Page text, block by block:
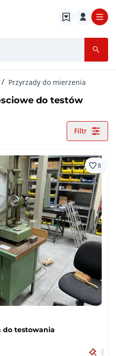
Przyrzady do mierzenia
do testów
Filtr
8
do testowania